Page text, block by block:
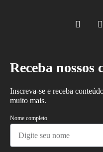
Receba nossos
Inscreva-se e receba
muito mais.
Nome completo